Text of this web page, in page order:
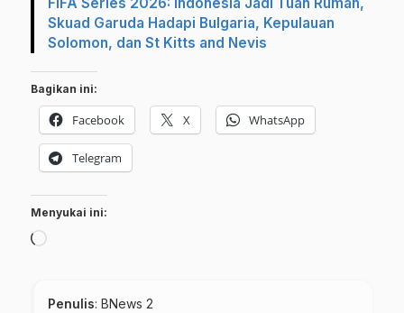
Skuad Garuda Hadapi Bulgaria, Kepulauan
Solomon, dan St Kitts and Nevis
Bagikan ini:
Facebook X WhatsApp
Telegram
Menyukai ini:
Memuat...
Penulis: BNews 2